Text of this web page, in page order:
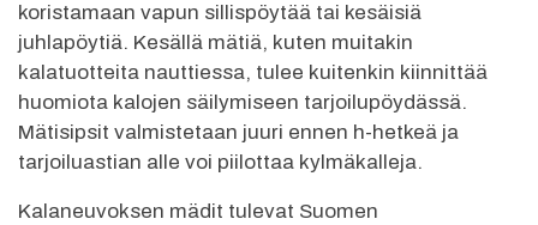
koristamaan vapun sillispöytää tai kesäisiä
juhlapöytiä. Kesällä mätiä, kuten muitakin
kalatuotteita nauttiessa, tulee kuitenkin kiinnittää
huomiota kalojen säilymiseen tarjoilupöydässä.
Mätisipsit valmistetaan juuri ennen h-hetkeä ja
tarjoiluastian alle voi piilottaa kylmäkalleja.
Kalaneuvoksen mädit tulevat Suomen